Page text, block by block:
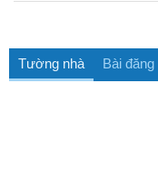
Tường nhà Bài đăng